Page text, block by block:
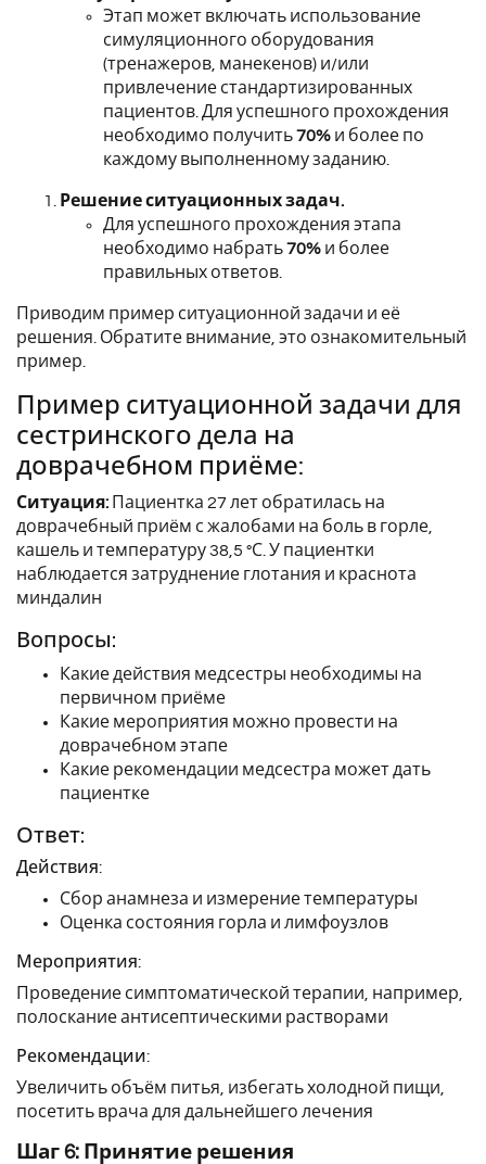
Этап может включать использование
симуляционного оборудования
(тренажеров, манекенов) и/или
привлечение стандартизированных
пациентов. Для успешного прохождения
необходимо получить70% и более по
каждому выполненному заданию.
Решение ситуационных задач.
Для успешного прохождения этапа
необходимо набрать70% и более
правильных ответов.
Приводим пример ситуационной задачи и её
решения. Обратите внимание, это ознакомительный
пример.
Пример ситуационной задачи для
сестринского дела на
доврачебном приёме:
Ситуация: Пациентка 27 лет обратилась на
доврачебный приём с жалобами на боль в горле,
кашель и температуру 38,5 °С. У пациентки
наблюдается затруднение глотания и краснота
миндалин
Вопросы:
Какие действия медсестры необходимы на
первичном приёме
Какие мероприятия можно провести на
доврачебном этапе
Какие рекомендации медсестра может дать
пациентке
Ответ:
Действия:
Сбор анамнеза и измерение температуры
Оценка состояния горла и лимфоузлов
Мероприятия:
Проведение симптоматической терапии, например,
полоскание антисептическими растворами
Рекомендации:
Увеличить объём питья, избегать холодной пищи,
посетить врача для дальнейшего лечения
Шаг 6: Принятие решения